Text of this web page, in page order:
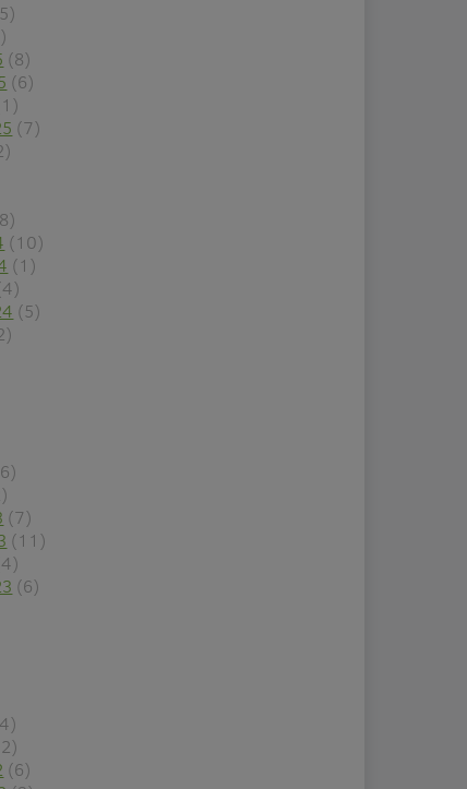
(8)
(6)
(7)
(10)
(1)
(5)
(7)
(11)
(6)
(6)